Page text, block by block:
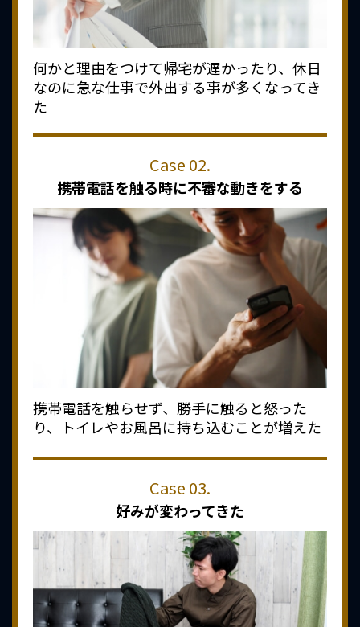
何かと理由をつけて帰宅が遅かったり、休日
なのに急な仕事で外出する事が多くなってき
た
携帯電話を触る時に不審な動きをする
携帯電話を触らせず、勝手に触ると怒った
り、トイレやお風呂に持ち込むことが増えた
好みが変わってきた